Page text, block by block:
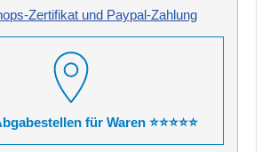
Zertifikat und Paypal-Zahlung
für Waren ⭐⭐⭐⭐⭐